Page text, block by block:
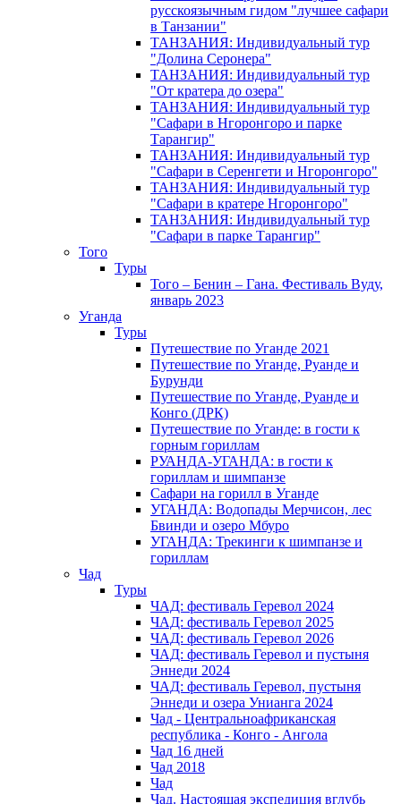
русскоязычным гидом "лучшее сафари
в Танзании"
ТАНЗАНИЯ: Индивидуальный тур
"Долина Серонера"
ТАНЗАНИЯ: Индивидуальный тур
"От кратера до озера"
ТАНЗАНИЯ: Индивидуальный тур
"Сафари в Нгоронгоро и парке
Тарангир"
ТАНЗАНИЯ: Индивидуальный тур
"Сафари в Серенгети и Нгоронгоро"
ТАНЗАНИЯ: Индивидуальный тур
"Сафари в кратере Нгоронгоро"
ТАНЗАНИЯ: Индивидуальный тур
"Сафари в парке Тарангир"
Того
Туры
Того – Бенин – Гана. Фестиваль Вуду,
январь 2023
Уганда
Туры
Путешествие по Уганде 2021
Путешествие по Уганде, Руанде и
Бурунди
Путешествие по Уганде, Руанде и
Конго (ДРК)
Путешествие по Уганде: в гости к
горным гориллам
РУАНДА-УГАНДА: в гости к
гориллам и шимпанзе
Сафари на горилл в Уганде
УГАНДА: Водопады Мерчисон, лес
Бвинди и озеро Мбуро
УГАНДА: Трекинги к шимпанзе и
гориллам
Чад
Туры
ЧАД: фестиваль Геревол 2024
ЧАД: фестиваль Геревол 2025
ЧАД: фестиваль Геревол 2026
ЧАД: фестиваль Геревол и пустыня
Эннеди 2024
ЧАД: фестиваль Геревол, пустыня
Эннеди и озера Унианга 2024
Чад - Центральноафриканская
республика - Конго - Ангола
Чад 16 дней
Чад 2018
Чад
Чад. Настоящая экспедиция вглубь